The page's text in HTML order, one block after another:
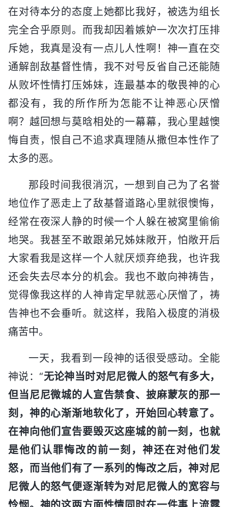
在对待本分的态度上她都比我好，被选为组长
完全合乎原则。而我却因着嫉妒一次次打压排
斥她，我真是没有一点儿人性啊！神一直在交
通解剖敌基督性情，我不对号反省自己还能随
从败坏性情打压姊妹，连最基本的敬畏神的心
都没有，我的所作所为怎能不让神恶心厌憎
啊？越回想与莫晗相处的一幕幕，我心里越懊
悔自责，恨自己不追求真理随从撒但本性作了
太多的恶。
那段时间我很消沉，一想到自己为了名誉
地位作了恶走上了敌基督道路心里就很懊悔，
经常在夜深人静的时候一个人躲在被窝里偷偷
地哭。我甚至不敢跟弟兄姊妹敞开，怕敞开后
大家看我是这样一个人就厌烦弃绝我，也许我
还会失去尽本分的机会。我也不敢向神祷告，
觉得像我这样的人神肯定早就恶心厌憎了，祷
告神也不会垂听。就这样，我陷入极度的消极
痛苦中。
一天，我看到一段神的话很受感动。全能
神说：“无论神当时对尼尼微人的怒气有多大，
但当尼尼微城的人宣告禁食、披麻蒙灰的那一
刻，神的心渐渐地软化了，开始回心转意了。
在神向他们宣告要毁灭这座城的前一刻，也就
是他们认罪悔改的前一刻，神还在对他们发
怒，而当他们有了一系列的悔改之后，神对尼
尼微人的怒气便逐渐转为对尼尼微人的宽容与